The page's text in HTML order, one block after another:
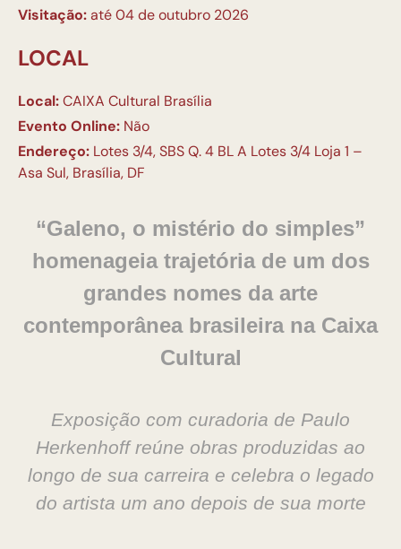
Visitação:até 04 de outubro 2026
LOCAL
Local:CAIXA Cultural Brasília
Evento Online: Não
Endereço: Lotes 3/4, SBS Q. 4 BL A Lotes 3/4 Loja 1 –
Asa Sul, Brasília, DF
“Galeno, o mistério do simples”
homenageia trajetória de um dos
grandes nomes da arte
contemporânea brasileira na Caixa
Cultural
Exposição com curadoria de Paulo
Herkenhoff reúne obras produzidas ao
longo de sua carreira e celebra o legado
do artista um ano depois de sua morte